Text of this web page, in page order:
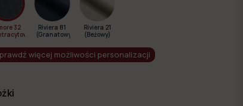
32
Riviera 81
(Granatowy)
Riviera 21
(Beżowy)
więcej możliwości personalizacji